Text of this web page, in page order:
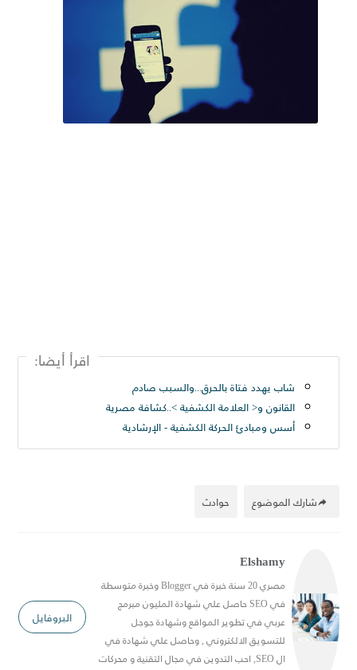
اقرأ أيضا:
شاب يهدد فتاة بالحرق...والسبب صادم
القانون و< العلامة الكشفية >..كشافة مصرية
أسس ومبادئ الحركة الكشفية - الإرشادية
حوادث شارك الموضوع
Elshamy
مصري 20 سنة خبرة في Blogger وخبرة متوسطة
في SEO حاصل علي شهادة المليون مبرمج
عربي في تطوير المواقع وشهادة جوجل
للتسويق الالكتروني , وحاصل علي شهادة في
ال SEO, احب التدوين في مجال التقنية و محركات
البروفايل